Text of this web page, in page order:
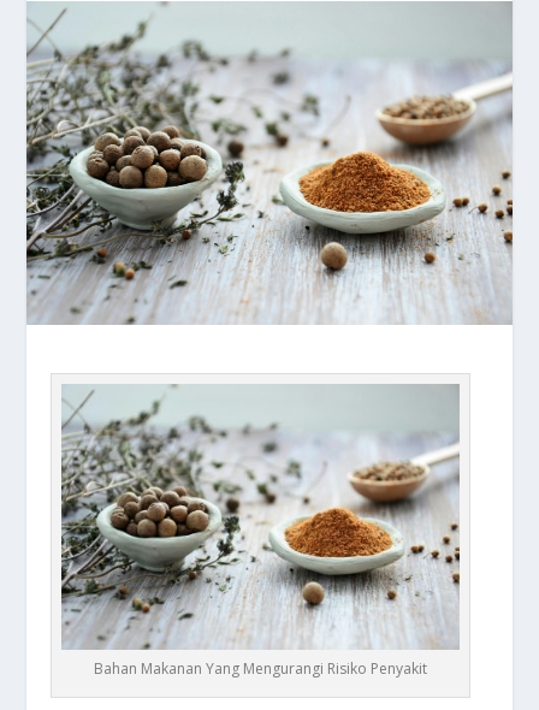
Bahan Makanan Yang Mengurangi Risiko Penyakit